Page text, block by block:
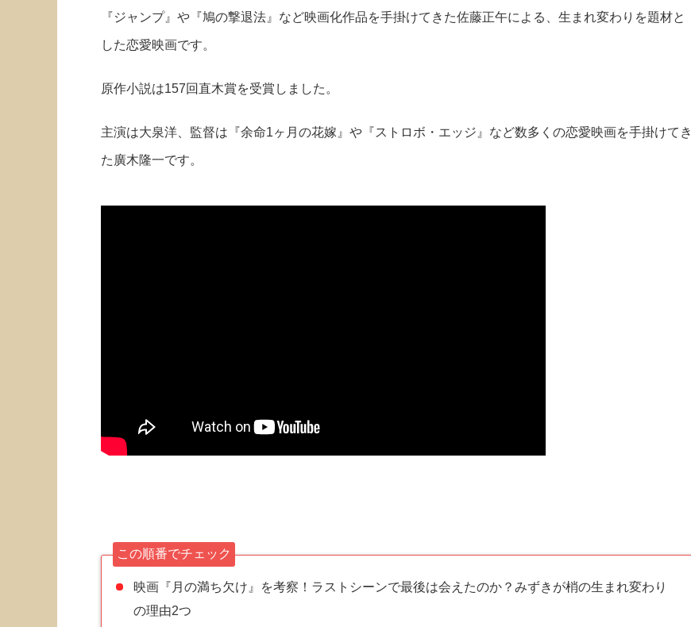
『ジャンプ』や『鳩の撃退法』など映画化作品を手掛けてきた佐藤正午による、生まれ変わりを題材と
した恋愛映画です。
原作小説は157回直木賞を受賞しました。
主演は大泉洋、監督は『余命1ヶ月の花嫁』や『ストロボ・エッジ』など数多くの恋愛映画を手掛けてき
た廣木隆一です。
この順番でチェック
映画『月の満ち欠け』を考察！ラストシーンで最後は会えたのか？みずきが梢の生まれ変わり
の理由2つ